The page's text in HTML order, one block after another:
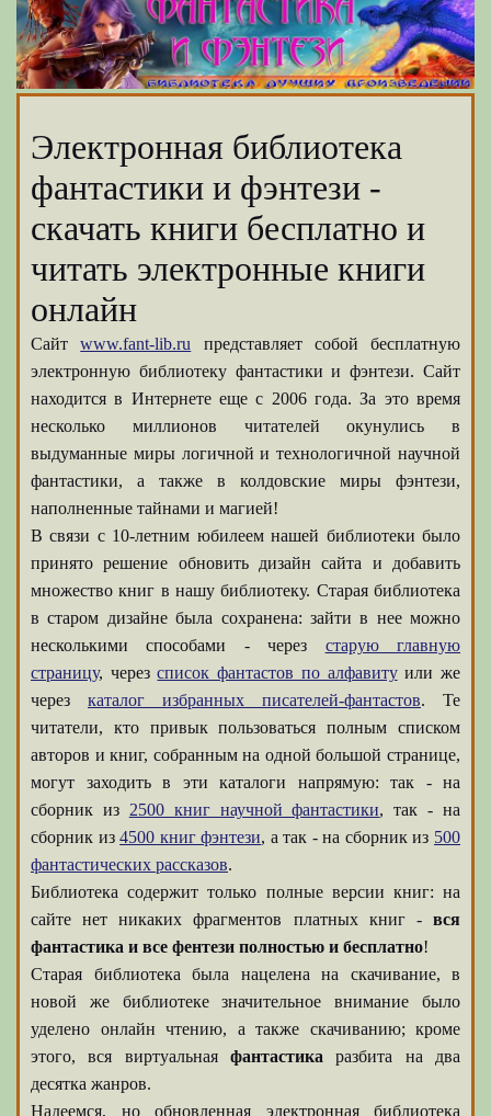
Электронная библиотека
фантастики и фэнтези -
скачать книги бесплатно и
читать электронные книги
онлайн
Сайтwww.fant-lib.ru представляет собой бесплатную
электронную библиотеку фантастики и фэнтези. Сайт
находится в Интернете еще с 2006 года. За это время
несколько миллионов читателей окунулись в
выдуманные миры логичной и технологичной научной
фантастики, а также в колдовские миры фэнтези,
наполненные тайнами и магией!
В связи с 10-летним юбилеем нашей библиотеки было
принято решение обновить дизайн сайта и добавить
множество книг в нашу библиотеку. Старая библиотека
в старом дизайне была сохранена: зайти в нее можно
несколькими способами - через старую главную
страницу, черезсписок фантастов по алфавитуили же
через каталог избранных писателей-фантастов. Те
читатели, кто привык пользоваться полным списком
авторов и книг, собранным на одной большой странице,
могут заходить в эти каталоги напрямую: так - на
сборник из 2500 книг научной фантастики, так - на
сборник из4500 книг фэнтези, а так - на сборник из 500
фантастических рассказов.
Библиотека содержит только полные версии книг: на
сайте нет никаких фрагментов платных книг - вся
фантастика и все фентези полностью и бесплатно!
Старая библиотека была нацелена на скачивание, в
новой же библиотеке значительное внимание было
уделено онлайн чтению, а также скачиванию; кроме
этого, вся виртуальная фантастика разбита на два
десятка жанров.
Надеемся, но обновленная электронная библиотека